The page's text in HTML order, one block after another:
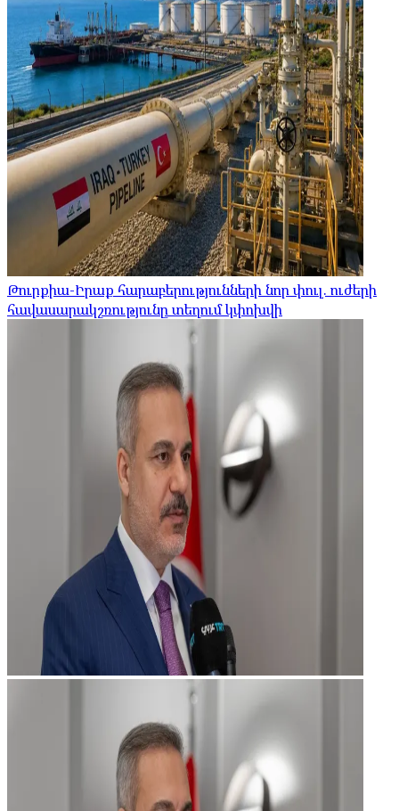
Թուրքիա-Իրաք հարաբերությունների նոր փուլ. ուժերի
հավասարակշռությունը տեղում կփոխվի